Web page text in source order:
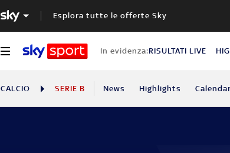
Esplora tutte le offerte Sky
In evidenza:RISULTATI LIVE
CALCIO SERIE B News Highlights